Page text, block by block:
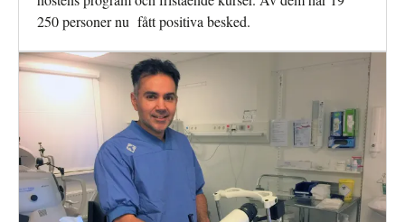
250 personer nu fått positiva besked.